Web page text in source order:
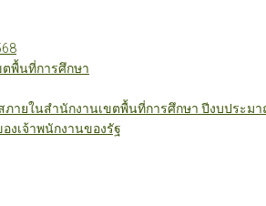
พื้นที่การศึกษา
ายในสำนักงานเขตพื้นที่การศึกษา ปีงบประม
เจ้าพนักงานของรัฐ